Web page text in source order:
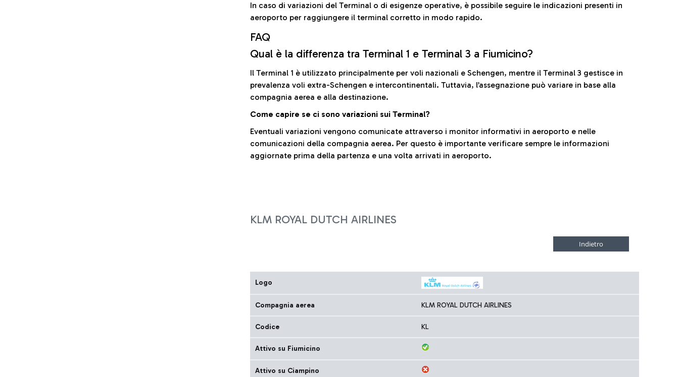
In caso di variazioni del Terminal o di esigenze operative, è possibile seguire le indicazioni presenti in
aeroporto per raggiungere il terminal corretto in modo rapido.
FAQ
Qual è la differenza tra Terminal 1 e Terminal 3 a Fiumicino?
Il Terminal 1 è utilizzato principalmente per voli nazionali e Schengen, mentre il Terminal 3 gestisce in
prevalenza voli extra-Schengen e intercontinentali. Tuttavia, l’assegnazione può variare in base alla
compagnia aerea e alla destinazione.
Come capire se ci sono variazioni sui Terminal?
Eventuali variazioni vengono comunicate attraverso i monitor informativi in aeroporto e nelle
comunicazioni della compagnia aerea. Per questo è importante verificare sempre le informazioni
aggiornate prima della partenza e una volta arrivati in aeroporto.
KLM ROYAL DUTCH AIRLINES
Logo
Compagnia aerea KLM ROYAL DUTCH AIRLINES
Codice KL
Attivo su Fiumicino
Attivo su Ciampino